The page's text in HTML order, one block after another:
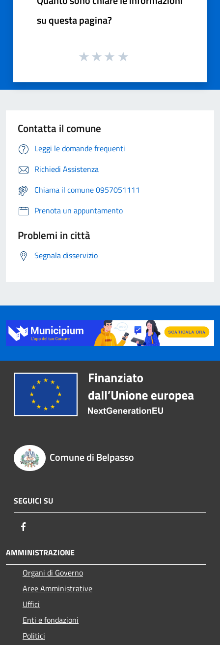
su questa pagina?
Contatta il comune
Leggi le domande frequenti
Richiedi Assistenza
Chiama il comune 0957051111
Prenota un appuntamento
Problemi in città
Segnala disservizio
Comune di Belpasso
SEGUICI SU
AMMINISTRAZIONE
Organi di Governo
Aree Amministrative
Uffici
Enti e fondazioni
Politici